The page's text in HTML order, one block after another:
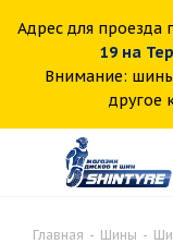
Адрес для проезда
19 на
Внимание: шины
другое
Главная - Шины -